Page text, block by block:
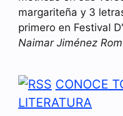
margariteña y 3
primero en Festival
Naimar Jiménez
CONOCE
LITERATURA